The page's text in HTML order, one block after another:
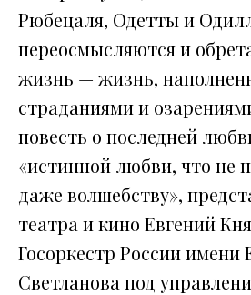
Рюбецаля, Одетты и
переосмысляются и
жизнь — жизнь,
страданиями и
повесть о последней
«истинной любви, что не
даже волшебству»,
театра и кино Евгений
Госоркестр России имени
Светланова под